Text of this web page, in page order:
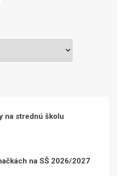
na strednú školu
na SŠ 2026/2027